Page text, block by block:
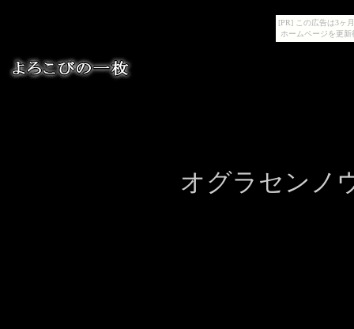
[PR] この広告は3ヶ
ホームページを更
オグラセ